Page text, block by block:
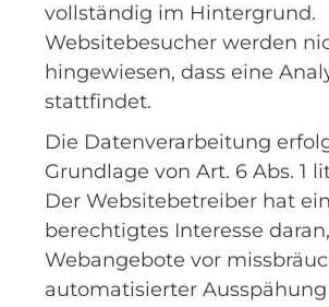
vollständig im Hintergrund.
Websitebesucher werden
hingewiesen, dass eine
stattfindet.
Die Datenverarbeitung
Grundlage von Art. 6 Abs. 1
Der Websitebetreiber hat ein
berechtigtes Interesse
Webangebote vor
automatisierter